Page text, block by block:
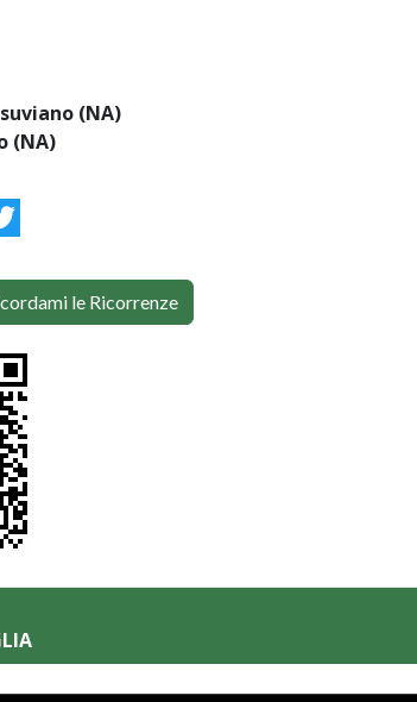
(NA)
(NA)
Twitter
le Ricorrenze